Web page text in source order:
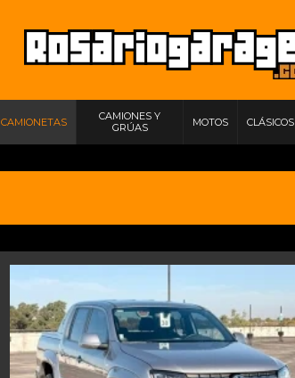
CAMIONETAS
CAMIONES Y
GRÚAS
MOTOS CLÁSICOS